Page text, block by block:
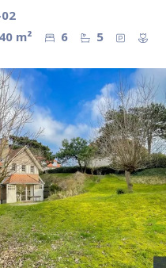
02
m² 6 5